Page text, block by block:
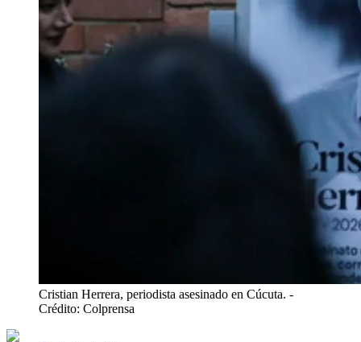
Cristian Herrera, periodista asesinado en Cúcuta. -
Crédito: Colprensa